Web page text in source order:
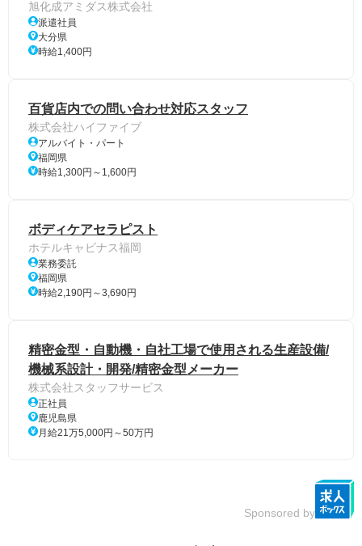
旭化成アミダス株式会社
派遣社員
大分県
時給1,400円
百貨店内での問い合わせ対応スタッフ
株式会社ハイファイブ
アルバイト・パート
福岡県
時給1,300円～1,600円
ボディケアセラピスト
ホテルキャビナス福岡
業務委託
福岡県
時給2,190円～3,690円
精密金型・自動機・自社工場で使用される生産設備/
機械系設計・開発/精密金型メーカー
株式会社スタッフサービス
正社員
鹿児島県
月給21万5,000円～50万円
Sponsored by